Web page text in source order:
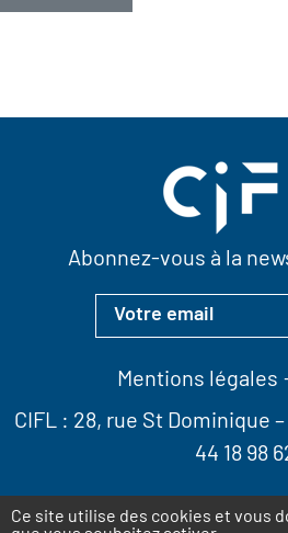
Ce site utilise des cookies et vous
Abonnez-vous à la
Mentions légales
CIFL : 28, rue St Dominique
44 18 98